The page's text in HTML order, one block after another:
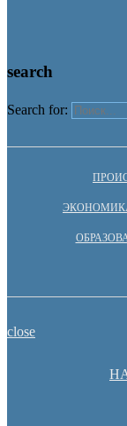
search
Search for:
close